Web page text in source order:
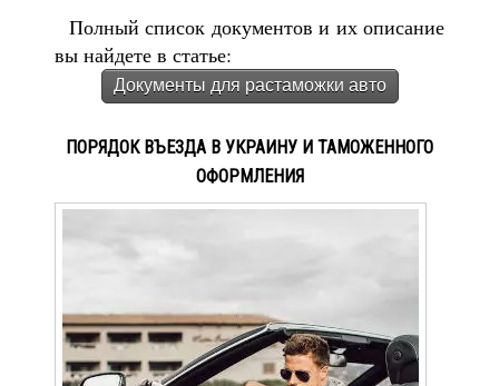
Полный список документов и их описание
вы найдете в статье:
Документы для растаможки авто
ПОРЯДОК ВЪЕЗДА В УКРАИНУ И ТАМОЖЕННОГО
ОФОРМЛЕНИЯ